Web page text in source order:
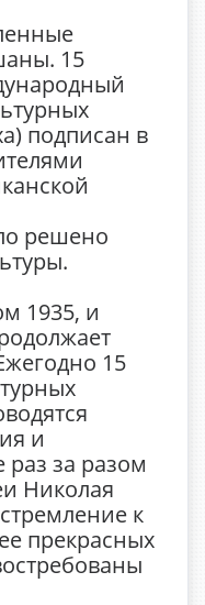
15
подписан в
решено
1935, и
15
и
за разом
Николая
к
прекрасных